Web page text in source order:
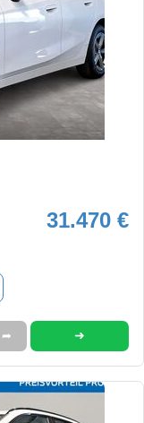
31.470 €
➦ ➜